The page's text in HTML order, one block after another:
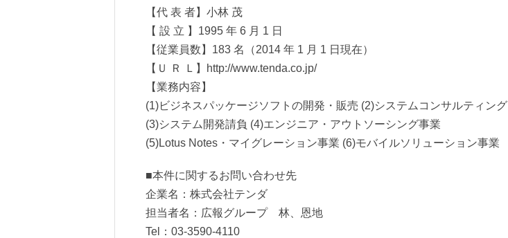
【代 表 者】小林 茂
【 設 立 】1995 年 6 月 1 日
【従業員数】183 名（2014 年 1 月 1 日現在）
【Ｕ Ｒ Ｌ】http://www.tenda.co.jp/
【業務内容】
(1)ビジネスパッケージソフトの開発・販売 (2)システムコンサルティング
(3)システム開発請負 (4)エンジニア・アウトソーシング事業
(5)Lotus Notes・マイグレーション事業 (6)モバイルソリューション事業
■本件に関するお問い合わせ先
企業名：株式会社テンダ
担当者名：広報グループ 林、恩地
Tel：03-3590-4110